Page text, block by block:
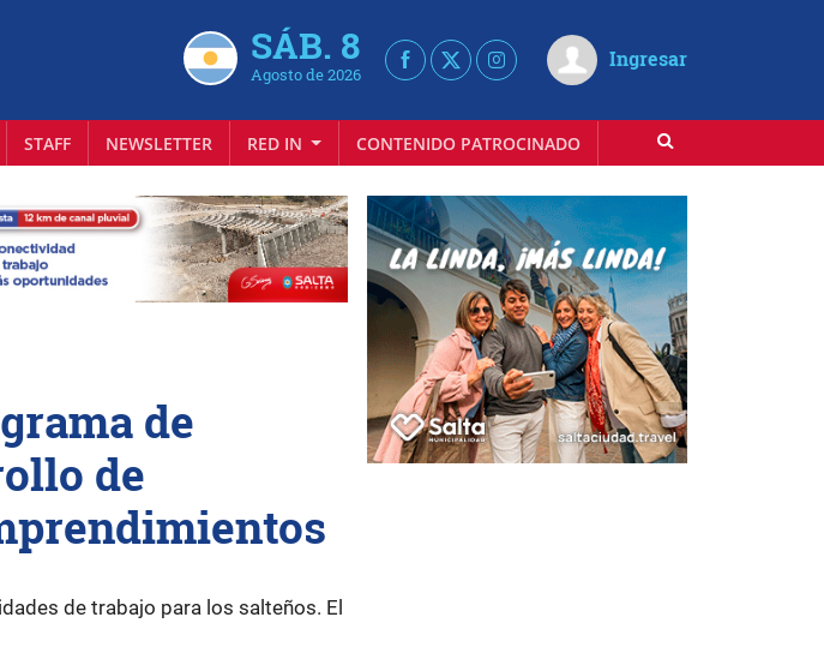
SÁB. 8
Agosto de 2026
Ingresar
STAFF NEWSLETTER RED IN CONTENIDO PATROCINADO
de
de
de trabajo para los salteños. El